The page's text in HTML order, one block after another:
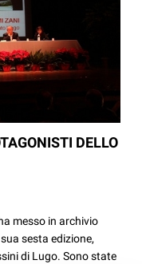
DELLO
messo in archivio
sesta edizione,
di Lugo. Sono state